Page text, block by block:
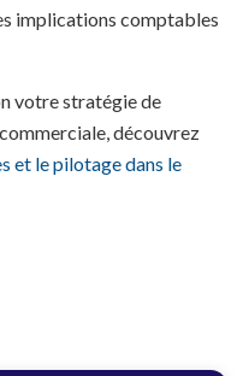
implications comptables
votre stratégie de
découvrez
et le pilotage dans le